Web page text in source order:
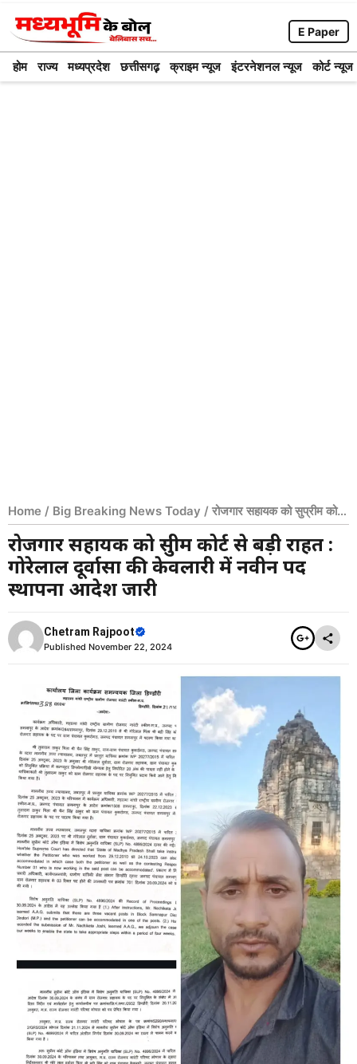
Skip
to
content
E Paper
होम राज्य मध्यप्रदेश छत्तीसगढ़़ क्राइम न्यूज इंटरनेशनल न्यूज कोर्ट न्यूज
Home / Big Breaking News Today / रोजगार सहायक को सुप्रीम कोर्ट
से बड़ी राहत : गोरेलाल दूर्वासा की केवलारी में नवीन पद स्थापना आदेश जारी
रोजगार सहायक को सुप्रीम कोर्ट से बड़ी राहत :
गोरेलाल दूर्वासा की केवलारी में नवीन पद
स्थापना आदेश जारी
Chetram Rajpoot
Published November 22, 2024